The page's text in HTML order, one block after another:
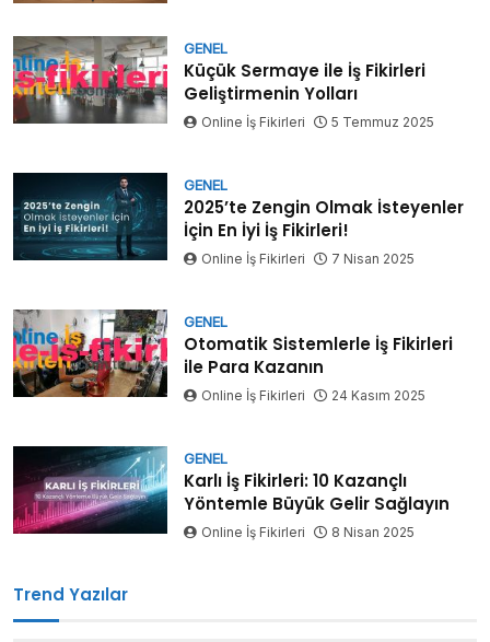
GENEL
Küçük Sermaye ile İş Fikirleri
Geliştirmenin Yolları
Online İş Fikirleri 5 Temmuz 2025
GENEL
2025’te Zengin Olmak İsteyenler
İçin En İyi İş Fikirleri!
Online İş Fikirleri 7 Nisan 2025
GENEL
Otomatik Sistemlerle İş Fikirleri
ile Para Kazanın
Online İş Fikirleri 24 Kasım 2025
GENEL
Karlı İş Fikirleri: 10 Kazançlı
Yöntemle Büyük Gelir Sağlayın
Online İş Fikirleri 8 Nisan 2025
Trend Yazılar